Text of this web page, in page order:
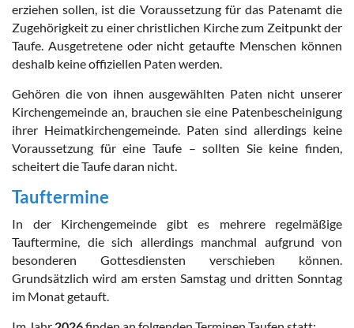
erziehen sollen, ist die Voraussetzung für das Patenamt die
Zugehörigkeit zu einer christlichen Kirche zum Zeitpunkt der
Taufe. Ausgetretene oder nicht getaufte Menschen können
deshalb keine offiziellen Paten werden.
Gehören die von ihnen ausgewählten Paten nicht unserer
Kirchengemeinde an, brauchen sie eine Patenbescheinigung
ihrer Heimatkirchengemeinde. Paten sind allerdings keine
Voraussetzung für eine Taufe – sollten Sie keine finden,
scheitert die Taufe daran nicht.
Tauftermine
In der Kirchengemeinde gibt es mehrere regelmäßige
Tauftermine, die sich allerdings manchmal aufgrund von
besonderen Gottesdiensten verschieben können.
Grundsätzlich wird am ersten Samstag und dritten Sonntag
im Monat getauft.